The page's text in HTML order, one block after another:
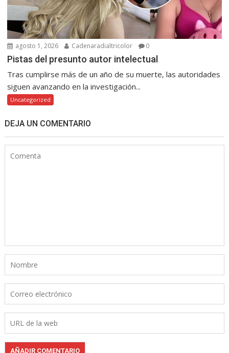
agosto 1, 2026 Cadenaradialtricolor 0
Pistas del presunto autor intelectual
Tras cumplirse más de un año de su muerte, las autoridades
siguen avanzando en la investigación...
Uncategorized
DEJA UN COMENTARIO